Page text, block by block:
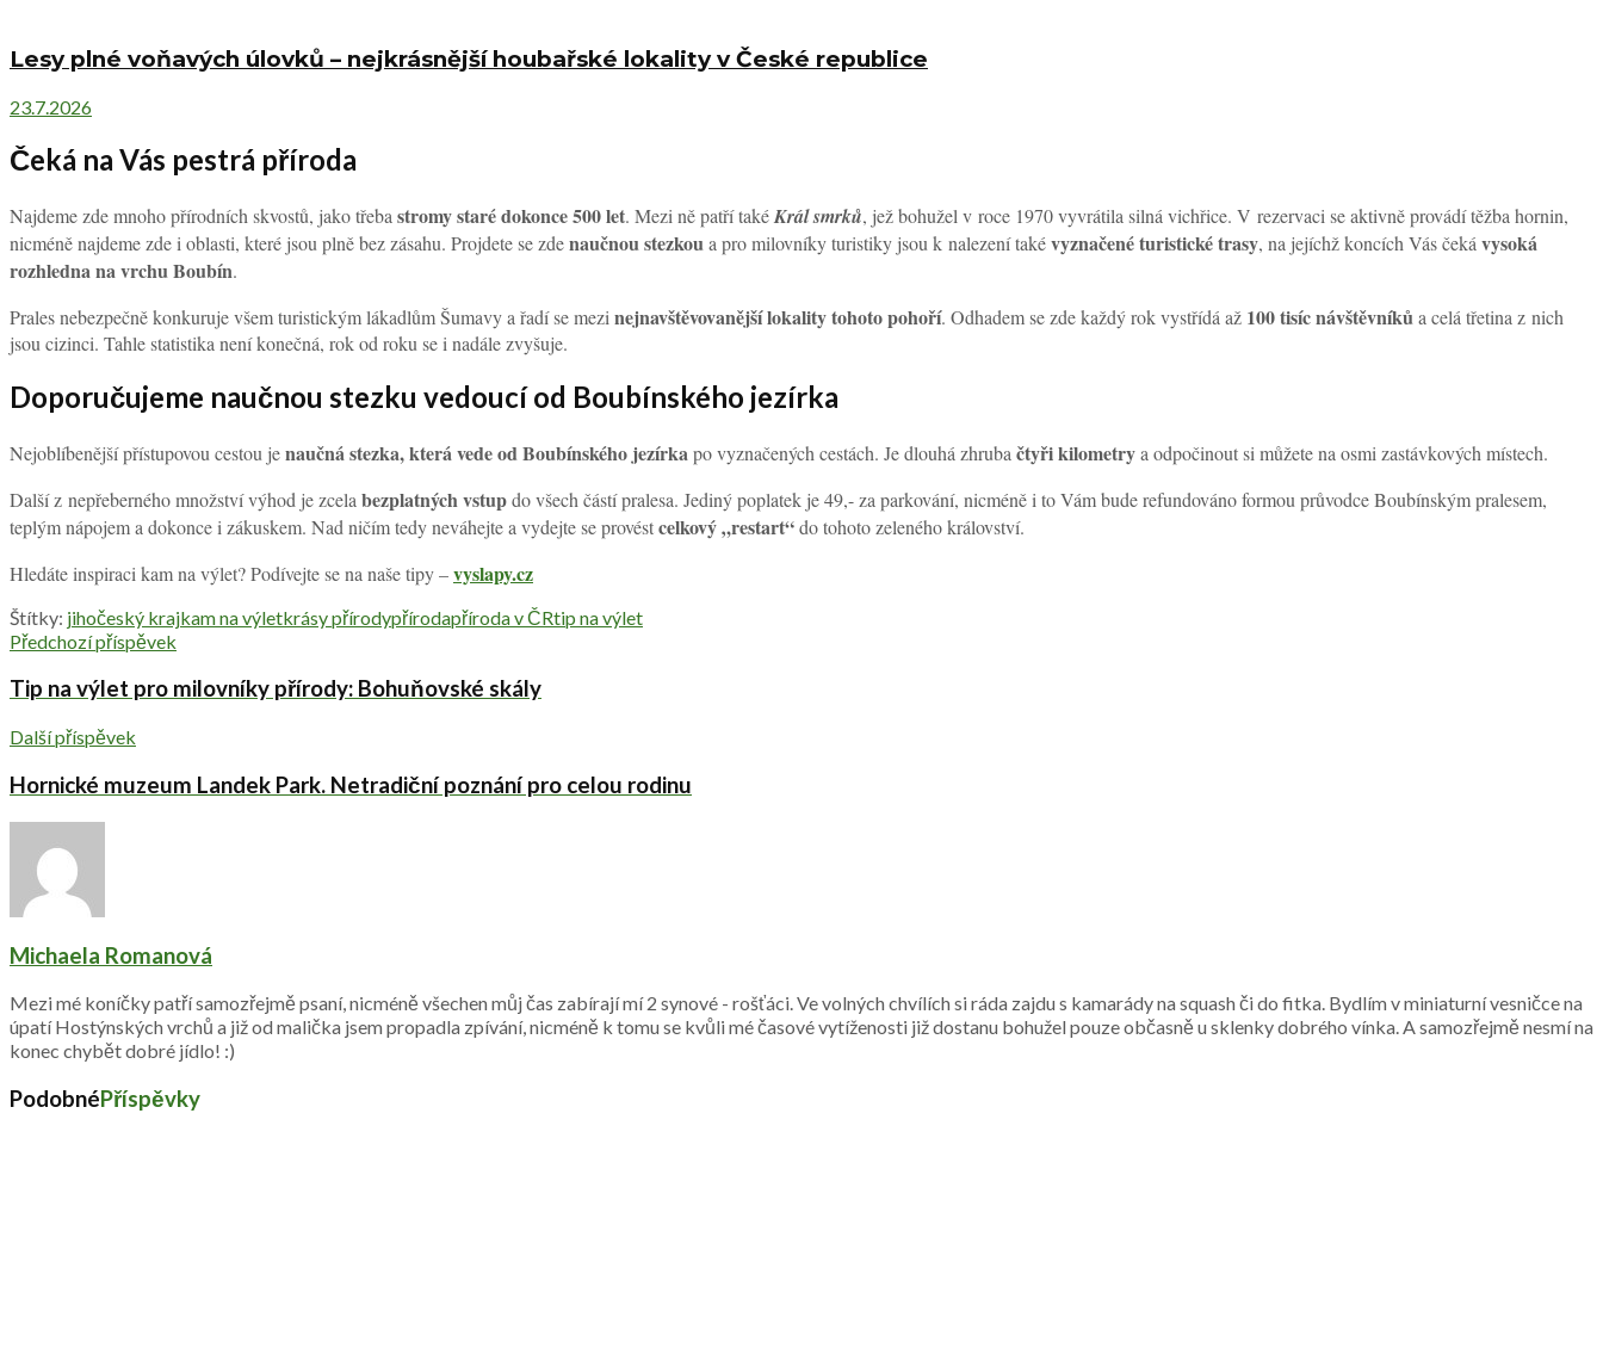
Lesy plné voňavých úlovků – nejkrásnější houbařské lokality v České republice
23.7.2026
Čeká na Vás pestrá příroda
Najdeme zde mnoho přírodních skvostů, jako třeba stromy staré dokonce 500 let. Mezi ně patří takéKrál smrků, jež bohužel v roce 1970 vyvrátila silná vichřice. V rezervaci se aktivně provádí těžba hornin,
nicméně najdeme zde i oblasti, které jsou plně bez zásahu. Projdete se zdenaučnou stezkoua pro milovníky turistiky jsou k nalezení takévyznačené turistické trasy, na jejíchž koncích Vás čeká vysoká
rozhledna na vrchu Boubín.
Prales nebezpečně konkuruje všem turistickým lákadlům Šumavy a řadí se mezi nejnavštěvovanější lokality tohoto pohoří. Odhadem se zde každý rok vystřídá až 100 tisíc návštěvníkůa celá třetina z nich
jsou cizinci. Tahle statistika není konečná, rok od roku se i nadále zvyšuje.
Doporučujeme naučnou stezku vedoucí od Boubínského jezírka
Nejoblíbenější přístupovou cestou jenaučná stezka, která vede od Boubínského jezírkapo vyznačených cestách. Je dlouhá zhruba čtyři kilometrya odpočinout si můžete na osmi zastávkových místech.
Další z nepřeberného množství výhod je zcela bezplatných vstupdo všech částí pralesa. Jediný poplatek je 49,- za parkování, nicméně i to Vám bude refundováno formou průvodce Boubínským pralesem,
teplým nápojem a dokonce i zákuskem. Nad ničím tedy neváhejte a vydejte se provéstcelkový „restart“do tohoto zeleného království.
Hledáte inspiraci kam na výlet? Podívejte se na naše tipy –vyslapy.cz
Štítky: jihočeský krajkam na výletkrásy přírodypřírodapříroda v ČRtip na výlet
Předchozí příspěvek
Tip na výlet pro milovníky přírody: Bohuňovské skály
Další příspěvek
Hornické muzeum Landek Park. Netradiční poznání pro celou rodinu
Michaela Romanová
Mezi mé koníčky patří samozřejmě psaní, nicméně všechen můj čas zabírají mí 2 synové - rošťáci. Ve volných chvílích si ráda zajdu s kamarády na squash či do fitka. Bydlím v miniaturní vesničce na
úpatí Hostýnských vrchů a již od malička jsem propadla zpívání, nicméně k tomu se kvůli mé časové vytíženosti již dostanu bohužel pouze občasně u sklenky dobrého vínka. A samozřejmě nesmí na
konec chybět dobré jídlo! :)
PodobnéPříspěvky